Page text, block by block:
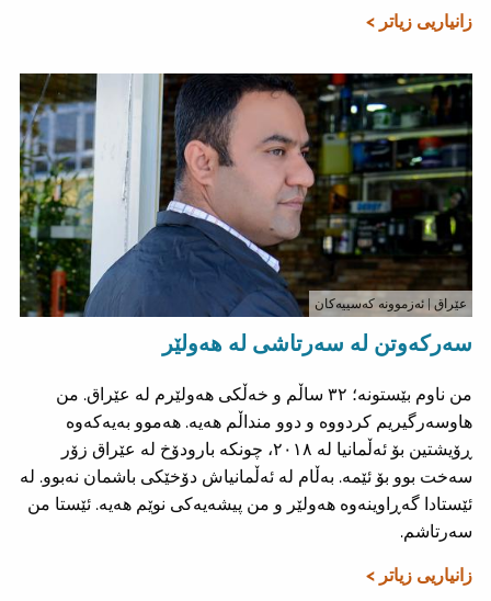
زانیاریی زیاتر >
عێراق | ئەزموونە کەسییەکان
سەرکەوتن لە سەرتاشی لە هەولێر
من ناوم بێستونە؛ ٣٢ ساڵم و خەڵکی هەولێرم لە عێراق. من
هاوسەرگیریم کردووە و دوو منداڵم هەیە. هەموو بەیەکەوە
ڕۆیشتین بۆ ئەڵمانیا لە ٢٠١٨، چونکە بارودۆخ لە عێراق زۆر
سەخت بوو بۆ ئێمە. بەڵام لە ئەڵمانیاش دۆخێکی باشمان نەبوو. لە
ئێستادا گەڕاوینەوە هەولێر و من پیشەیەکی نوێم هەیە. ئێستا من
سەرتاشم.
زانیاریی زیاتر >